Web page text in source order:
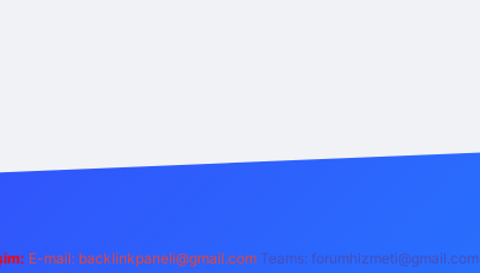
E-mail: backlinkpaneli@gmail.com Teams: forumhizmeti@gmail.com